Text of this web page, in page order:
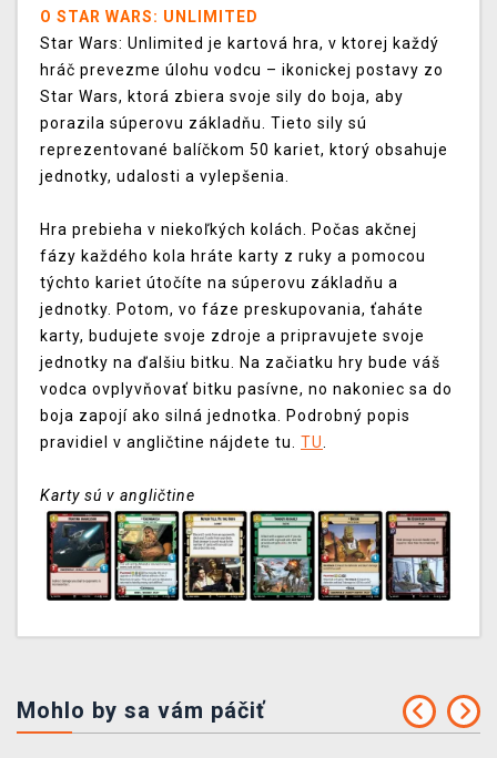
O STAR WARS: UNLIMITED
Star Wars: Unlimited je kartová hra, v ktorej každý
hráč prevezme úlohu vodcu – ikonickej postavy zo
Star Wars, ktorá zbiera svoje sily do boja, aby
porazila súperovu základňu. Tieto sily sú
reprezentované balíčkom 50 kariet, ktorý obsahuje
jednotky, udalosti a vylepšenia.
Hra prebieha v niekoľkých kolách. Počas akčnej
fázy každého kola hráte karty z ruky a pomocou
týchto kariet útočíte na súperovu základňu a
jednotky. Potom, vo fáze preskupovania, ťaháte
karty, budujete svoje zdroje a pripravujete svoje
jednotky na ďalšiu bitku. Na začiatku hry bude váš
vodca ovplyvňovať bitku pasívne, no nakoniec sa do
boja zapojí ako silná jednotka. Podrobný popis
pravidiel v angličtine nájdete tu. TU
Karty sú v angličtine
Mohlo by sa vám páčiť